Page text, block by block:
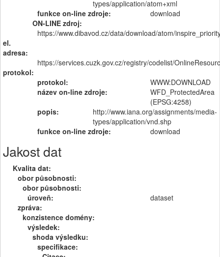
types/application/atom+xml
funkce on-line zdroje:
download
ON-LINE zdroj:
el.
adresa:
https://www.dibavod.cz/data/download/atom/
protokol:
https://services.cuzk.gov.cz/registry/codelist/
protokol:
WWW:DOWNLOAD
název on-line zdroje:
WFD_ProtectedArea
(EPSG:4258)
popis:
http://www.iana.org/assignments/media-
types/application/vnd.shp
funkce on-line zdroje:
download
Jakost dat
Kvalita dat:
obor působnosti:
obor působnosti:
úroveň:
dataset
zpráva:
konzistence domény:
výsledek:
shoda výsledku:
specifikace: